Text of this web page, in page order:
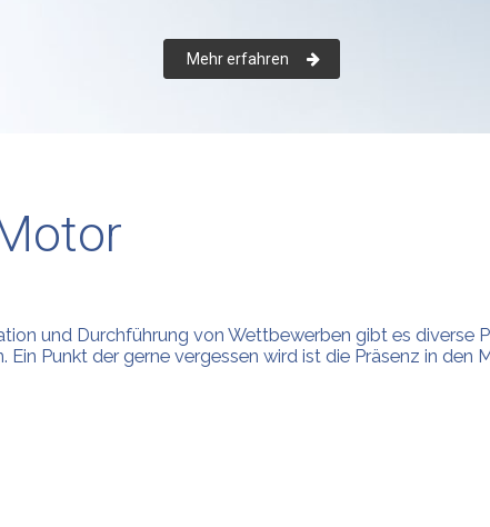
Mehr erfahren
und Durchführung von Wettbewerben gibt es diverse
Punkt der gerne vergessen wird ist die Präsenz in den